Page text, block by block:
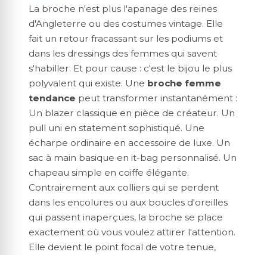
La broche n'est plus l'apanage des reines
d'Angleterre ou des costumes vintage. Elle
fait un retour fracassant sur les podiums et
dans les dressings des femmes qui savent
s'habiller. Et pour cause : c'est le bijou le plus
polyvalent qui existe. Une broche femme
tendance peut transformer instantanément :
Un blazer classique en pièce de créateur. Un
pull uni en statement sophistiqué. Une
écharpe ordinaire en accessoire de luxe. Un
sac à main basique en it-bag personnalisé. Un
chapeau simple en coiffe élégante.
Contrairement aux colliers qui se perdent
dans les encolures ou aux boucles d'oreilles
qui passent inaperçues, la broche se place
exactement où vous voulez attirer l'attention.
Elle devient le point focal de votre tenue,